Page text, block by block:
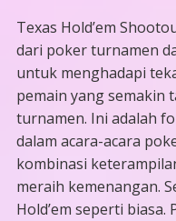
Texas Hold’em
dari poker turnamen
untuk menghadapi
pemain yang semakin
turnamen. Ini adalah
dalam acara-acara
kombinasi
meraih kemenangan.
Hold’em seperti biasa.